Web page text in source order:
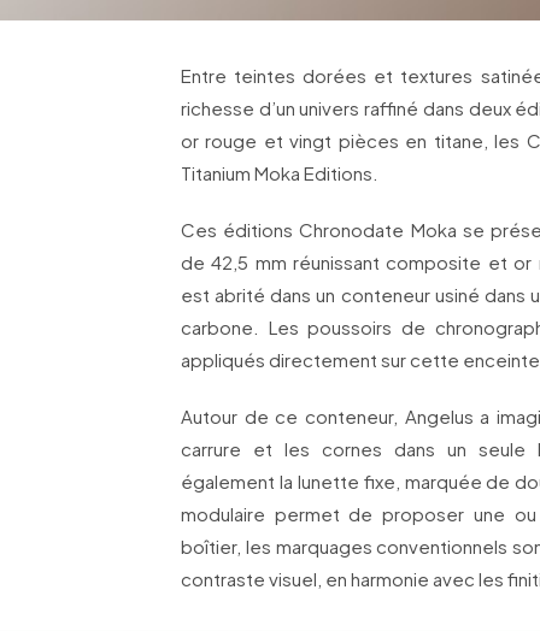
Entre teintes dorées et textures
richesse d’un univers raffiné dans deux
or rouge et vingt pièces en titane, les
Titanium Moka Editions.
Ces éditions Chronodate Moka se
de 42,5 mm réunissant composite et
est abrité dans un conteneur usiné
carbone. Les poussoirs de
appliqués directement sur cette
Autour de ce conteneur, Angelus a
carrure et les cornes dans un seule
également la lunette fixe, marquée de
modulaire permet de proposer une
boîtier, les marquages conventionnels
contraste visuel, en harmonie avec les